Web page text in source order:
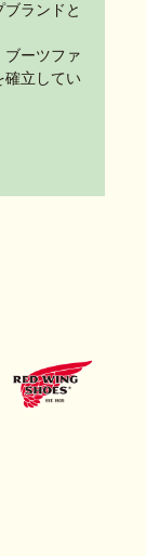
ランドと
ブーツファ
確立してい